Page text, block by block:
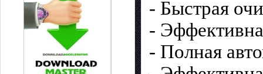
- Быстрая
-
- Полная